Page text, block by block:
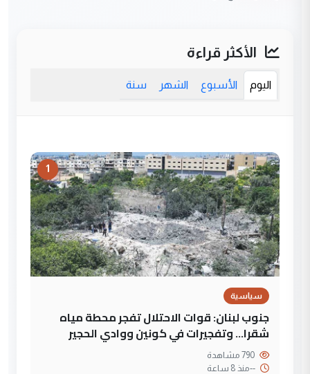
الأكثر قراءة
اليوم الأسبوع الشهر سنة
1
سياسية
جنوب لبنان: قوات الاحتلال تفجر محطة مياه
شقرا… وتفجيرات في كونين ووادي الحجير
--منذ 8 ساعة